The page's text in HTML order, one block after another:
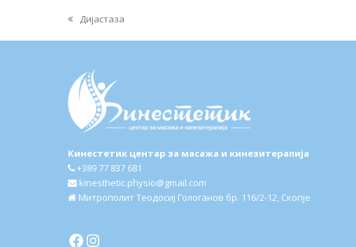
previous
post:
Дијастаза
Кинестетик центар за масажа и кинезитерапија
+389 77 837 681
kinesthetic.physio@gmail.com
Митрополит Теодосиј Гологанов бр. 116/2-12, Скопје
Facebook
Instagram